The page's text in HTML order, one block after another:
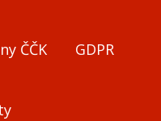
ČČK GDPR